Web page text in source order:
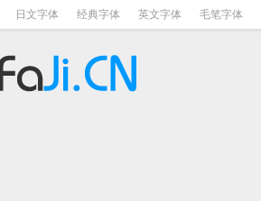
日文字体 经典字体 英文字体 毛笔字体